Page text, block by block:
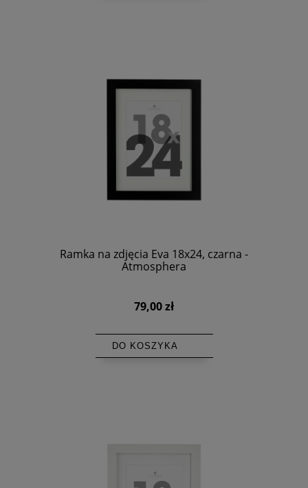
Ramka na zdjęcia Eva 18x24, czarna -
Atmosphera
79,00 zł
DO KOSZYKA